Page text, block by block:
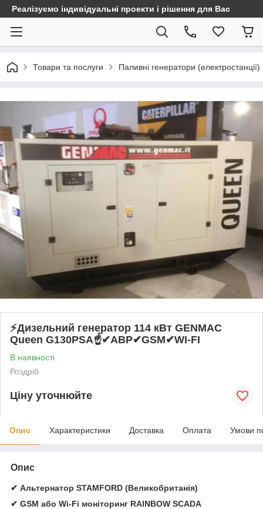
Реалізуємо індивідуальні проекти і рішення для Вас
Товари та послуги Паливні генератори (електростанції)
⚡️Дизельний генератор 114 кВт GENMAC
Queen G130PSA☝✔АВР✔GSM✔WI-FI
В наявності
Роздріб
Ціну уточнюйте
Опис Характеристики Доставка Оплата Умови
Опис
✔ Альтернатор STAMFORD (Великобританія)
✔ GSM або Wi-Fi моніторинг RAINBOW SCADA